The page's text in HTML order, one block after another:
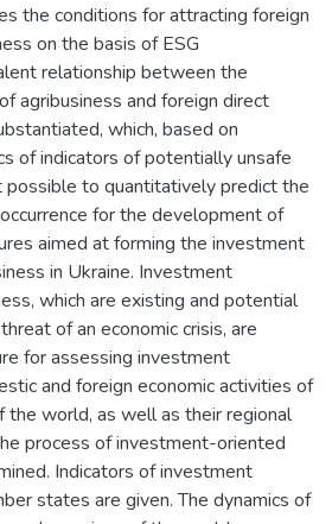
the conditions for attracting foreign
on the basis of ESG
relationship between the
agribusiness and foreign direct
which, based on
of indicators of potentially unsafe
possible to quantitatively predict the
for the development of
aimed at forming the investment
in Ukraine. Investment
which are existing and potential
of an economic crisis, are
for assessing investment
and foreign economic activities of
the world, as well as their regional
process of investment-oriented
Indicators of investment
states are given. The dynamics of